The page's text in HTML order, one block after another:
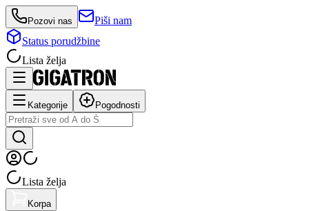
Pozovi nas
Piši nam
Status porudžbine
Lista želja
Kategorije Pogodnosti
Lista želja
Korpa